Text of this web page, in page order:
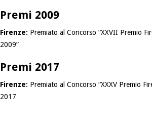
Premi 2009
Firenze: Premiato al Concorso “XXVII Premio
2009”
Premi 2017
Firenze: Premiato al Concorso “XXXV Premio
2017